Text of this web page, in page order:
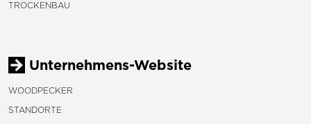
TROCKENBAU
Unternehmens-Website
WOODPECKER
STANDORTE